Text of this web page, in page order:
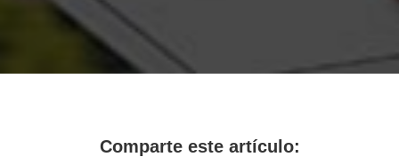
Comparte este artículo: